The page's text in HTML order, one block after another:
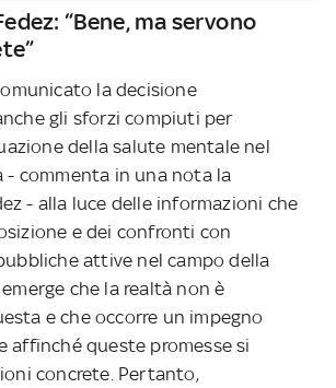
“Bene, ma servono
la decisione
gli sforzi compiuti per
della salute mentale nel
- commenta in una nota la
- alla luce delle informazioni che
e dei confronti con
attive nel campo della
che la realtà non è
e che occorre un impegno
affinché queste promesse si
concrete. Pertanto,